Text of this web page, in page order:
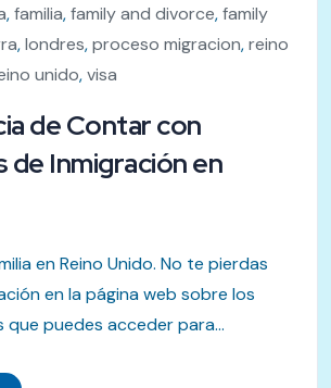
,familia,family and divorce,family
,londres,proceso migracion,reino
unido,visa
de Contar con
Inmigración en
en Reino Unido. No te pierdas
en la página web sobre los
que puedes acceder para...